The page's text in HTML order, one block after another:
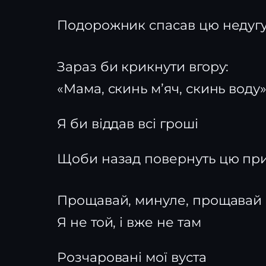
Подорожник спасав цю
Зараз би крикнути вгору:
«Мама, скинь м’яч, скинь воду»
Я би віддав всі гроші
Щоби назад повернуть цю
Прощавай, минуле, прощавай
Я не той, і вже не там
Розчаровані мої вуста